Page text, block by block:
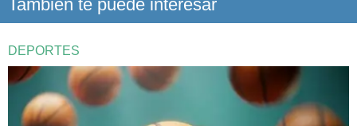
También te puede interesar
DEPORTES